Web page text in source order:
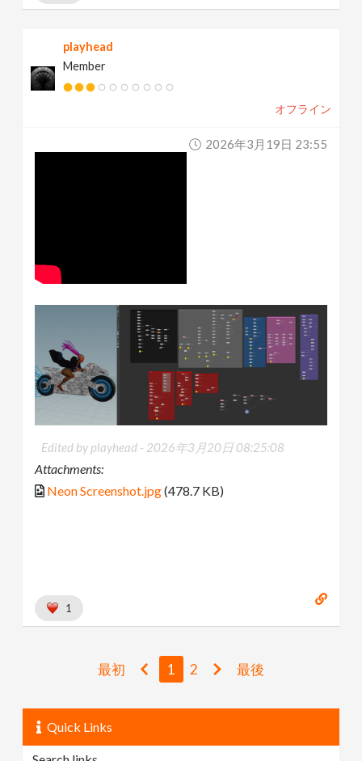
playhead
Member
オフライン
2026年3月19日 23:55
Edited by playhead - 2026年3月20日 08:25:08
Attachments:
Neon Screenshot.jpg(478.7 KB)
1
最初 1 2 最後
Quick Links